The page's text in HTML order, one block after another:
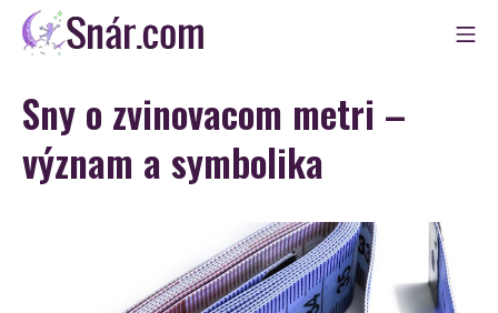
Skip
Snár
Sny o zvinovacom metri –
význam a symbolika